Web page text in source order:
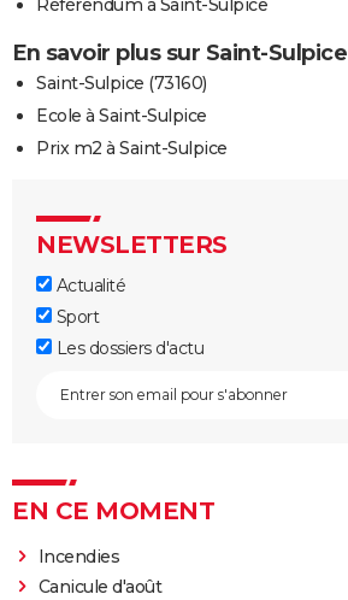
Référendum à Saint-Sulpice
En savoir plus sur Saint-Sulpice
Saint-Sulpice (73160)
Ecole à Saint-Sulpice
Prix m2 à Saint-Sulpice
NEWSLETTERS
Actualité
Sport
Les dossiers d'actu
EN CE MOMENT
Incendies
Canicule d'août